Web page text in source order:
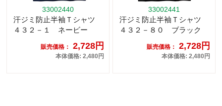
33002440
汗ジミ防止半袖Ｔシャツ
４３２－１ ネービー
販売価格： 2,728円
本体価格: 2,480円
33002441
汗ジミ防止半袖Ｔシャツ
４３２－８０ ブラック
販売価格： 2,728円
本体価格: 2,480円